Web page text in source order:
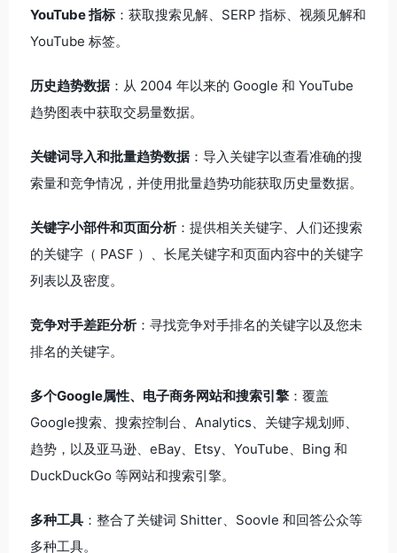
YouTube 指标 ：获取搜索见解、SERP 指标、视频见解和
YouTube 标签。
历史趋势数据 ：从 2004 年以来的 Google 和 YouTube
趋势图表中获取交易量数据。
关键词导入和批量趋势数据 ：导入关键字以查看准确的搜
索量和竞争情况，并使用批量趋势功能获取历史量数据。
关键字小部件和页面分析：提供相关关键字、人们还搜索
的关键字（ PASF ）、长尾关键字和页面内容中的关键字
列表以及密度。
竞争对手差距分析：寻找竞争对手排名的关键字以及您未
排名的关键字。
多个Google属性、电子商务网站和搜索引擎 ：覆盖
Google搜索、搜索控制台、Analytics、关键字规划师、
趋势，以及亚马逊、eBay、Etsy、YouTube、Bing 和
DuckDuckGo 等网站和搜索引擎。
多种工具 ：整合了关键词 Shitter、Soovle 和回答公众等
多种工具。